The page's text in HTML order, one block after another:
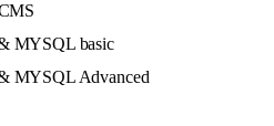
MYSQL basic
MYSQL Advanced